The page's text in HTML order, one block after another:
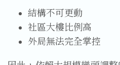
結構不可更動
社區大樓比例高
外局無法完全掌控